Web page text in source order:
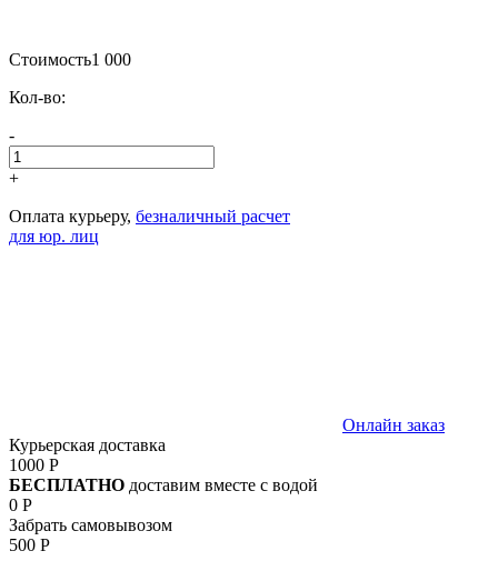
Стоимость1 000
Кол-во:
-
+
Оплата курьеру, безналичный расчет
для юр. лиц
Онлайн заказ
Курьерская доставка
1000 Р
БЕСПЛАТНО доставим вместе с водой
0 Р
Забрать самовывозом
500 Р